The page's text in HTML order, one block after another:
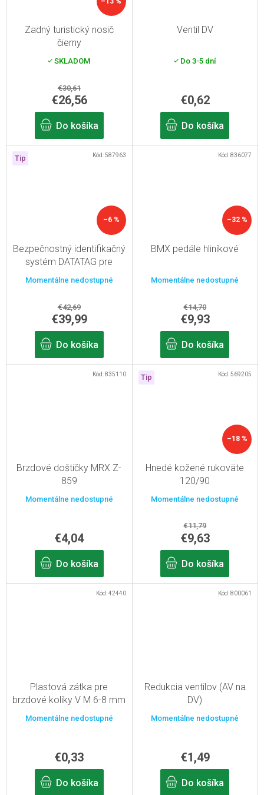
Zadný turistický nosič
čierny
SKLADOM
€30,61
€26,56
Do košíka
Ventil DV
Do 3-5 dní
€0,62
Do košíka
Tip
–6 %
Bezpečnostný identifikačný
systém DATATAG pre
bicykle
Momentálne nedostupné
€42,69
€39,99
Do košíka
Kód:587963
–32 %
BMX pedále hliníkové
Momentálne nedostupné
€14,70
€9,93
Do košíka
Kód:836077
Brzdové doštičky MRX Z-
859
Momentálne nedostupné
€4,04
Do košíka
Kód:835110 Tip
–18 %
Hnedé kožené rukoväte
120/90
Momentálne nedostupné
€11,79
€9,63
Do košíka
Kód:569205
Plastová zátka pre
brzdové kolíky V M 6-8 mm
Momentálne nedostupné
€0,33
Do košíka
Kód:42440
Redukcia ventilov (AV na
DV)
Momentálne nedostupné
€1,49
Do košíka
Kód:800061